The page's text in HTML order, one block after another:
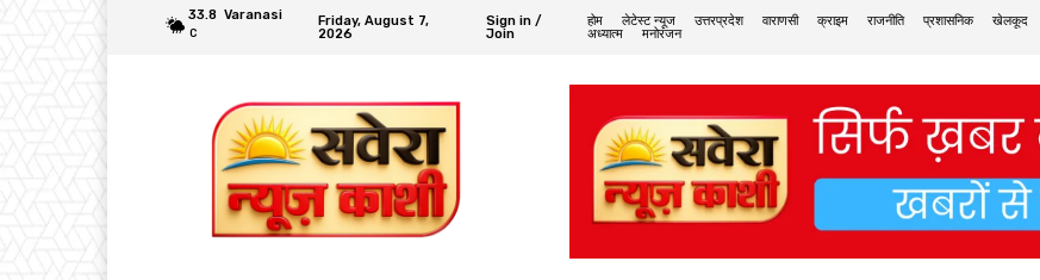
33.8
C
Varanasi
Friday, August 7,
2026
Sign in /
Join
होम लेटेस्ट न्यूज उत्तरप्रदेश वाराणसी क्राइम राजनीति प्रशासनिक
खेलकूद
अध्यात्म
मनोरंजन